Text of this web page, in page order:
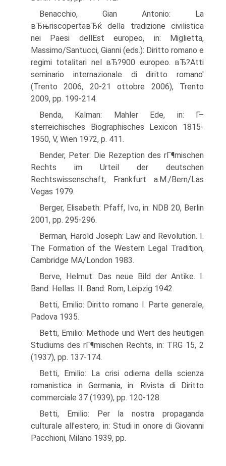
Benacchio, Gian Antonio: La
вЂњriscopertaвЂќ della tradizione civilistica
nei Paesi dellEst europeo, in: Miglietta,
Massimo/Santucci, Gianni (eds.): Diritto romano e
regimi totalitari nel вЂ?900 europeo. вЂ?Atti
seminario internazionale di diritto romano'
(Trento 2006, 20-21 ottobre 2006), Trento
2009, pp. 199-214.
Benda, Kalman: Mahler Ede, in: Г–
sterreichisches Biographisches Lexicon 1815-
1950, V, Wien 1972, p. 411.
Bender, Peter: Die Rezeption des rГ¶mischen
Rechts im Urteil der deutschen
Rechtswissenschaft, Frankfurt a.M./Bern/Las
Vegas 1979.
Berger, Elisabeth: Pfaff, Ivo, in: NDB 20, Berlin
2001, pp. 295-296.
Berman, Harold Joseph: Law and Revolution. I.
The Formation of the Western Legal Tradition,
Cambridge MA/London 1983.
Berve, Helmut: Das neue Bild der Antike. I.
Band: Hellas. II. Band: Rom, Leipzig 1942.
Betti, Emilio: Diritto romano I. Parte generale,
Padova 1935.
Betti, Emilio: Methode und Wert des heutigen
Studiums des rГ¶mischen Rechts, in: TRG 15, 2
(1937), pp. 137-174.
Betti, Emilio: La crisi odierna della scienza
romanistica in Germania, in: Rivista di Diritto
commerciale 37 (1939), pp. 120-128.
Betti, Emilio: Per la nostra propaganda
culturale all'estero, in: Studi in onore di Giovanni
Pacchioni, Milano 1939, pp.